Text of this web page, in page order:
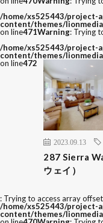
/home/xs525443/project-
content/themes/
on line471Warning: Trying
/home/xs525443/project-
content/themes/
on line472
2023.09.13
287 Sierra
ウェイ）
: Trying to access array
/home/xs525443/project-
content/themes/